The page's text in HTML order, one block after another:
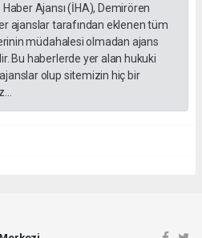
Ajansı (İHA), Demirören
ajanslar tarafından eklenen tüm
müdahalesi olmadan ajans
Bu haberlerde yer alan hukuki
olup sitemizin hiç bir